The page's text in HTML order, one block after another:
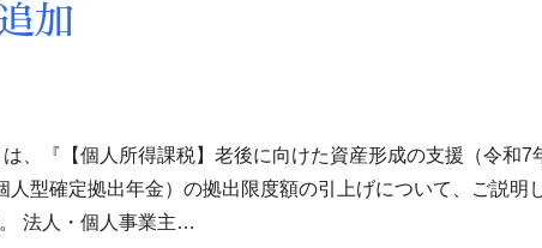
加
、『【個人所得課税】老後に向けた資産形成の支援（令和7
型確定拠出年金）の拠出限度額の引上げについて、ご説明
法人・個人事業主…